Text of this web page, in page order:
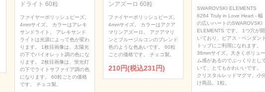
ドライト 60粒
ファイヤーポリッシュビーズ。
4mmサイズ。 カラーはアレキ
サンドライト。 アレキサンド
ライトは光源によって色が変わ
ります。 1枚目画像は、太陽光
の下でバイオレット調の色にな
ります。 2枚目画像は、蛍光灯
の下でライトサファイア調の色
になります。 60粒ごとの価格
です。 チェコ製。
ンアズーロ 60粒
ファイヤーポリッシュビーズ。
4mmサイズ。 カラーはアクア
マリンアズーロ。 アクアマリ
ンとブルージルコンのブレンド
色のような色あいです。 60粒
ごとの価格です。 チェコ製。
210円(税込231円)
SWAROVSKI ELEMENTS
6264 Truly in Love Heart - 幅
の広いハートのSWAROVSKI
ELEMENTS です。 1つ穴が開
いており、ピアス・ペンダント
トップにご利用になれます。
36mmサイズ。大きくボリュー
ム感があるのでぷっくりとし
いて、とてもかわいいです。
クリスタルレッドマグマ。小
け商品。1粒。